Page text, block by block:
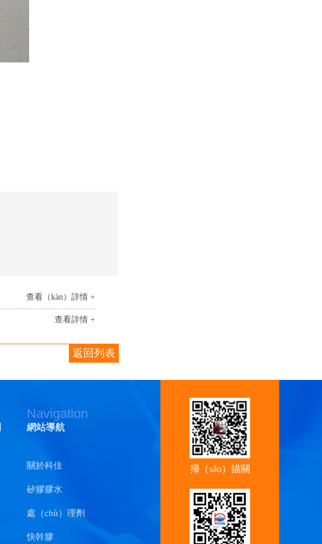
查看（kàn）詳情 +
查看詳情 +
返回列表
Navigation
網站導航
關於科佳
矽膠膠水
處（chù）理劑
快幹膠
掃（sǎo）描關
（guān）注香
蕉视频官